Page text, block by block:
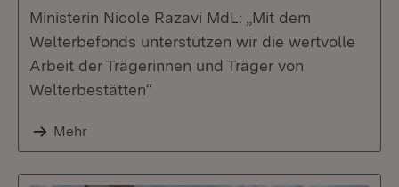
Ministerin Nicole Razavi MdL: „Mit dem
Welterbefonds unterstützen wir die wertvolle
Arbeit der Trägerinnen und Träger von
Welterbestätten“
Mehr